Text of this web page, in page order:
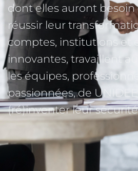
dont elles auront
réussir leur
comptes, institutions et
innovantes, travaillent
les équipes,
passionnées, de
(ré)inventer leur